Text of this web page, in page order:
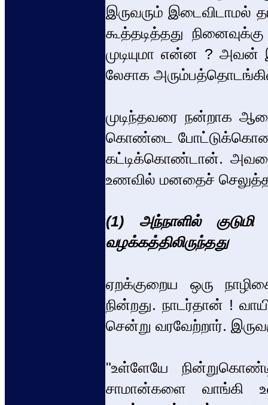
இருவரும் இடைவிடாமல்
கூத்தடித்தது
முடியுமா என்ன ? அவன்
லேசாக
முடிந்தவரை நன்றாக
கொண்டை
கட்டிக்கொண்டான்.
உணவில் மனதைச்
(1) அந்நாளில்
வழக்கத்திலிருந்தது
ஏறக்குறைய ஒரு
நின்றது. நாடர்தான் !
சென்று வரவேற்றார்.
"உள்ளேயே
சாமான்களை வாங்கி